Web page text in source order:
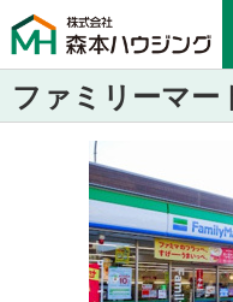
ファミリーマ